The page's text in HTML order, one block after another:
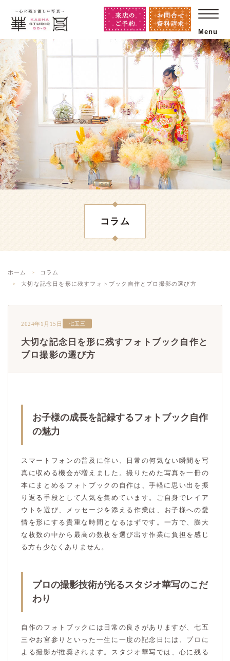
Menu
コラム
ホーム
コラム
大切な記念日を形に残すフォトブック自作とプロ撮影の選び方
2024年1月15日 七五三
大切な記念日を形に残すフォトブック自作と
プロ撮影の選び方
お子様の成長を記録するフォトブック自作
の魅力
スマートフォンの普及に伴い、日常の何気ない瞬間を写
真に収める機会が増えました。撮りためた写真を一冊の
本にまとめるフォトブックの自作は、手軽に思い出を振
り返る手段として人気を集めています。ご自身でレイア
ウトを選び、メッセージを添える作業は、お子様への愛
情を形にする貴重な時間となるはずです。一方で、膨大
な枚数の中から最高の数枚を選び出す作業に負担を感じ
る方も少なくありません。
プロの撮影技術が光るスタジオ華写のこだ
わり
自作のフォトブックには日常の良さがありますが、七五
三やお宮参りといった一生に一度の記念日には、プロに
よる撮影が推奨されます。スタジオ華写では、心に残る